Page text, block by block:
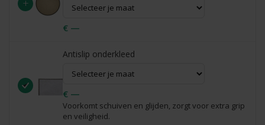
+
€ —
Antislip onderkleed
€ —
Voorkomt schuiven en glijden, zorgt voor extra grip
en veiligheid.